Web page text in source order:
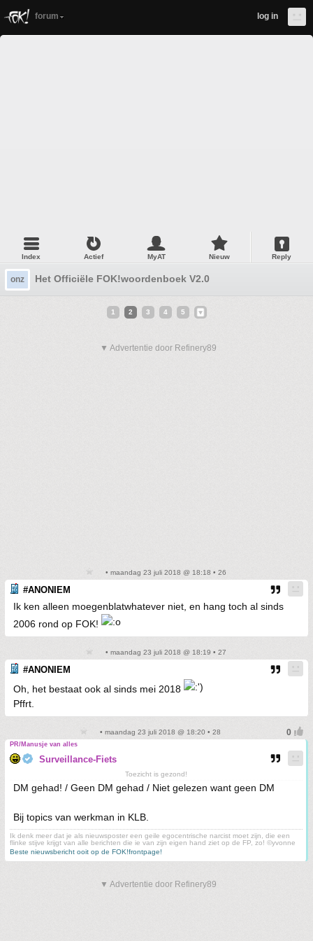
forum log in
Index Actief MyAT Nieuw Reply
onz Het Officiële FOK!woordenboek V2.0
1 2 3 4 5
▼ Advertentie door Refinery89
• maandag 23 juli 2018 @ 18:18 • 26
#ANONIEM
Ik ken alleen moegenblatwhatever niet, en hang toch al sinds
2006 rond op FOK!
• maandag 23 juli 2018 @ 18:19 • 27
#ANONIEM
Oh, het bestaat ook al sinds mei 2018
Pffrt.
• maandag 23 juli 2018 @ 18:20 • 28
PR/Manusje van alles
Surveillance-Fiets
Toezicht is gezond!
DM gehad! / Geen DM gehad / Niet gelezen want geen DM
Bij topics van werkman in KLB.
Ik denk meer dat je als nieuwsposter een geile egocentrische narcist moet zijn, die een
flinke stijve krijgt van alle berichten die ie van zijn eigen hand ziet op de FP, zo! ©yvonne
Beste nieuwsbericht ooit op de FOK!frontpage!
▼ Advertentie door Refinery89